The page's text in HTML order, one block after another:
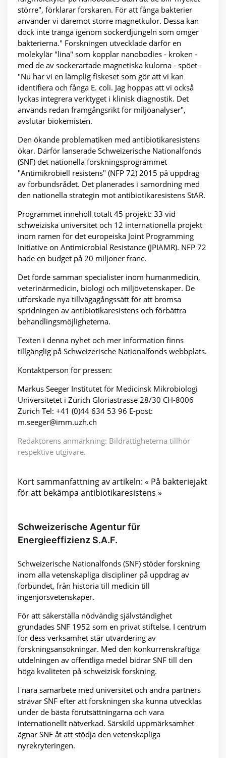
större", förklarar forskaren. För att fånga bakterier
använder vi däremot större magnetkulor. Dessa kan
dock inte tränga igenom sockerdjungeln som omger
bakterierna." Forskningen utvecklade därför en
molekylär "lina" som kopplar nanobodies - kroken -
med de av sockerartade magnetiska kulorna - spöet -
"Nu har vi en lämplig fiskeset som gör att vi kan
identifiera och fånga E. coli. Jag hoppas att vi också
lyckas integrera verktyget i klinisk diagnostik. Det
används redan framgångsrikt för miljöanalyser",
avslutar biokemisten.
Den ökande problematiken med antibiotikaresistens
ökar. Därför lanserade Schweizerische Nationalfonds
(SNF) det nationella forskningsprogrammet
"Antimikrobiell resistens" (NFP 72) 2015 på uppdrag
av förbundsrådet. Det planerades i samordning med
den nationella strategin mot antibiotikaresistens StAR.
Programmet innehöll totalt 45 projekt: 33 vid
schweiziska universitet och 12 internationella projekt
inom ramen för det europeiska Joint Programming
Initiative on Antimicrobial Resistance (JPIAMR). NFP 72
hade en budget på 20 miljoner franc.
Det förde samman specialister inom humanmedicin,
veterinärmedicin, biologi och miljövetenskaper. De
utforskade nya tillvägagångssätt för att bromsa
spridningen av antibiotikaresistens och förbättra
behandlingsmöjligheterna.
Texten i denna nyhet och mer information finns
tillgänglig på Schweizerische Nationalfonds webbplats.
Kontaktperson för pressen:
Markus Seeger Institutet för Medicinsk Mikrobiologi
Universitetet i Zürich Gloriastrasse 28/30 CH-8006
Zürich Tel: +41 (0)44 634 53 96 E-post:
m.seeger@imm.uzh.ch
Redaktörens anmärkning: Bildrättigheterna tillhör
respektive utgivare.
Kort sammanfattning av artikeln: « På bakteriejakt
för att bekämpa antibiotikaresistens »
Schweizerische Agentur für
Energieeffizienz S.A.F.
Schweizerische Nationalfonds (SNF) stöder forskning
inom alla vetenskapliga discipliner på uppdrag av
förbundet, från historia till medicin till
ingenjörsvetenskaper.
För att säkerställa nödvändig självständighet
grundades SNF 1952 som en privat stiftelse. I centrum
för dess verksamhet står utvärdering av
forskningsansökningar. Med den konkurrenskraftiga
utdelningen av offentliga medel bidrar SNF till den
höga kvaliteten på schweizisk forskning.
I nära samarbete med universitet och andra partners
strävar SNF efter att forskningen ska kunna utvecklas
under de bästa förutsättningarna och vara
internationellt nätverkad. Särskild uppmärksamhet
ägnar SNF åt att stödja den vetenskapliga
nyrekryteringen.